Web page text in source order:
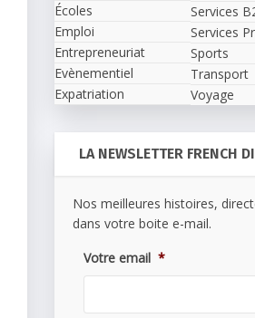
Écoles
Emploi
Entrepreneuriat
Evènementiel
Expatriation
Services
Services
Sports
Transport
Voyage
LA NEWSLETTER FRENCH
Nos meilleures histoires,
dans votre boite e-mail.
Votre email *